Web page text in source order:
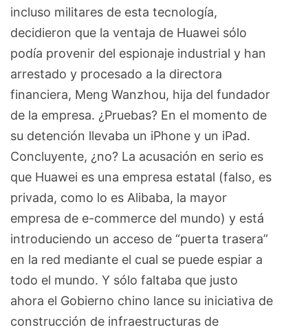
incluso militares de esta tecnología,
decidieron que la ventaja de Huawei sólo
podía provenir del espionaje industrial y han
arrestado y procesado a la directora
financiera, Meng Wanzhou, hija del fundador
de la empresa. ¿Pruebas? En el momento de
su detención llevaba un iPhone y un iPad.
Concluyente, ¿no? La acusación en serio es
que Huawei es una empresa estatal (falso, es
privada, como lo es Alibaba, la mayor
empresa de e-commerce del mundo) y está
introduciendo un acceso de “puerta trasera”
en la red mediante el cual se puede espiar a
todo el mundo. Y sólo faltaba que justo
ahora el Gobierno chino lance su iniciativa de
construcción de infraestructuras de